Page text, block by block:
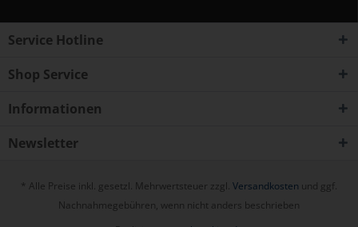
Service Hotline
Shop Service
Informationen
Newsletter
* Alle Preise inkl. gesetzl. Mehrwertsteuer zzgl. Versandkosten und ggf.
Nachnahmegebühren, wenn nicht anders beschrieben